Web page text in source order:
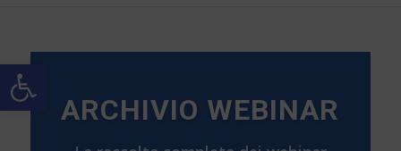
Apri la barra degli strumenti
ARCHIVIO WEBINAR